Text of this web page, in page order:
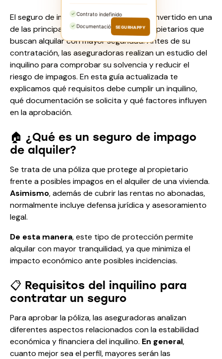
✓ Contrato indefinido
✓ Documentación completa
SEGURHAPPY
El seguro de impago de alquiler se ha convertido en una
de las principales herramientas para propietarios que
buscan alquilar con mayor seguridad. Antes de su
contratación, las aseguradoras realizan un estudio del
inquilino para comprobar su solvencia y reducir el
riesgo de impagos. En esta guía actualizada te
explicamos qué requisitos debe cumplir un inquilino,
qué documentación se solicita y qué factores influyen
en la aprobación.
🏠 ¿Qué es un seguro de impago
de alquiler?
Se trata de una póliza que protege al propietario
frente a posibles impagos en el alquiler de una vivienda.
Asimismo, además de cubrir las rentas no abonadas,
normalmente incluye defensa jurídica y asesoramiento
legal.
De esta manera, este tipo de protección permite
alquilar con mayor tranquilidad, ya que minimiza el
impacto económico ante posibles incidencias.
📋 Requisitos del inquilino para
contratar un seguro
Para aprobar la póliza, las aseguradoras analizan
diferentes aspectos relacionados con la estabilidad
económica y financiera del inquilino. En general,
cuanto mejor sea el perfil, mayores serán las